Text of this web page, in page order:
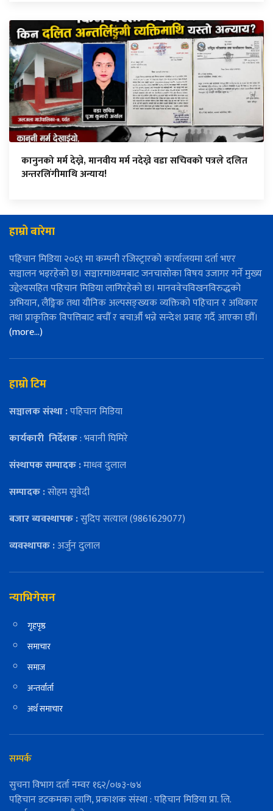
कानुनको मर्म देख्ने, मानवीय मर्म नदेख्ने वडा सचिवको पत्रले दलित
अन्तरलिंगीमाथि अन्याय!
हाम्रो बारेमा
पहिचान मिडिया २०६९ मा कम्पनी रजिस्ट्रारको कार्यालयमा दर्ता भएर
सञ्चालन भइरहेको छ। सञ्चारमाध्यमबाट जनचासोका विषय उजागर गर्ने मुख्य
उद्देश्यसहित पहिचान मिडिया लागिरहेको छ। मानववेचविखनविरुद्धको
अभियान, लैङ्गिक तथा यौनिक अल्पसङ्ख्यक व्यक्तिको पहिचान र अधिकार
तथा प्राकृतिक विपत्तिबाट बचौँ र बचाऔँ भन्ने सन्देश प्रवाह गर्दै आएका छौँ।
(more…)
हाम्रो टिम
सञ्चालक संस्था :पहिचान मिडिया
कार्यकारी निर्देशक: भवानी घिमिरे
संस्थापक सम्पादक :माधव दुलाल
सम्पादक :सोहम सुवेदी
बजार ब्यवस्थापक :सुदिप सत्याल (9861629077)
व्यवस्थापक :अर्जुन दुलाल
न्याभिगेसन
गृहपृष्ठ
समाचार
समाज
अन्तर्वार्ता
अर्थ समाचार
सम्पर्क
सुचना विभाग दर्ता नम्वर १६२/०७३-७४
पहिचान डटकमका लागि, प्रकाशक संस्था : पहिचान मिडिया प्रा. लि.